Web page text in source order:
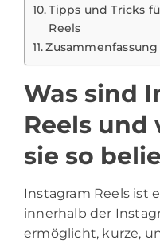
Tipps und Tricks
Reels
Zusammenfassung
Was sind
Reels und
sie so
Instagram Reels ist
innerhalb der
ermöglicht, kurze,